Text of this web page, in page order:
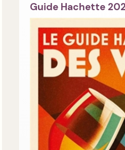
Guide Hachette